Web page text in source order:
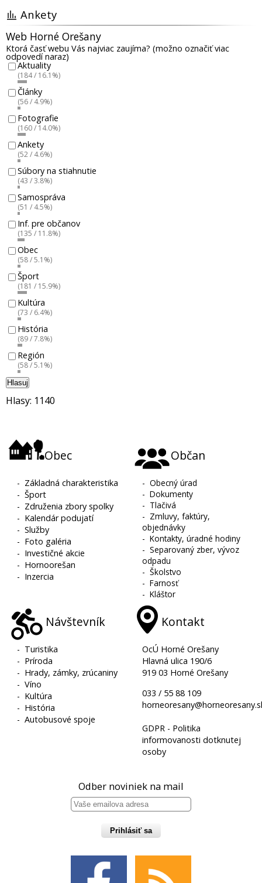
Ankety
Web Horné Orešany
Ktorá časť webu Vás najviac zaujíma? (možno označiť viac
odpovedí naraz)
Aktuality
(184 / 16.1%)
Články
(56 / 4.9%)
Fotografie
(160 / 14.0%)
Ankety
(52 / 4.6%)
Súbory na stiahnutie
(43 / 3.8%)
Samospráva
(51 / 4.5%)
Inf. pre občanov
(135 / 11.8%)
Obec
(58 / 5.1%)
Šport
(181 / 15.9%)
Kultúra
(73 / 6.4%)
História
(89 / 7.8%)
Región
(58 / 5.1%)
Hlasuj
Hlasy: 1140
Obec
- Základná charakteristika
-Šport
- Združenia zbory spolky
- Kalendár podujatí
-Služby
- Foto galéria
- Investičné akcie
- Hornoorešan
- Inzercia
Občan
-Obecný úrad
-Dokumenty
- Tlačivá
- Zmluvy, faktúry,
objednávky
-Kontakty, úradné hodiny
-Separovaný zber, vývoz
odpadu
-Školstvo
-Farnosť
-Kláštor
Návštevník
- Turistika
- Príroda
- Hrady, zámky, zrúcaniny
-Víno
- Kultúra
- História
-Autobusové spoje
Kontakt
OcÚ Horné Orešany
Hlavná ulica 190/6
919 03 Horné Orešany
033 / 55 88 109
GDPR - Politika
informovanosti dotknutej
osoby
Odber noviniek na mail
Prihlásiť sa